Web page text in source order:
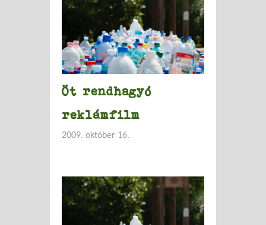
Öt rendhagyó
reklámfilm
2009. október 16.